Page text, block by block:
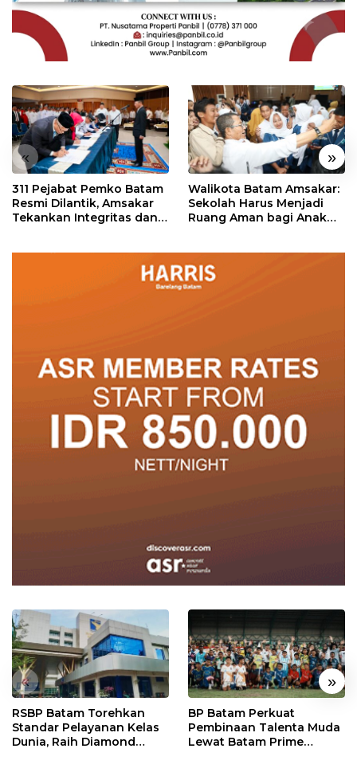
« »
311 Pejabat Pemko Batam
Resmi Dilantik, Amsakar
Tekankan Integritas dan
Walikota Batam Amsakar:
Sekolah Harus Menjadi
Ruang Aman bagi Anak
« »
RSBP Batam Torehkan
Standar Pelayanan Kelas
Dunia, Raih Diamond
BP Batam Perkuat
Pembinaan Talenta Muda
Lewat Batam Prime